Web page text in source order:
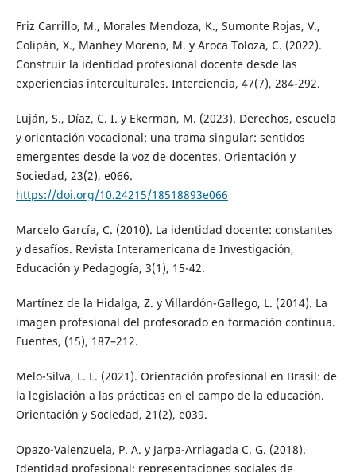
Friz Carrillo, M., Morales Mendoza, K., Sumonte Rojas, V.,
Colipán, X., Manhey Moreno, M. y Aroca Toloza, C. (2022).
Construir la identidad profesional docente desde las
experiencias interculturales. Interciencia, 47(7), 284-292.
Luján, S., Díaz, C. I. y Ekerman, M. (2023). Derechos, escuela
y orientación vocacional: una trama singular: sentidos
emergentes desde la voz de docentes. Orientación y
Sociedad, 23(2), e066.
https://doi.org/10.24215/18518893e066
Marcelo García, C. (2010). La identidad docente: constantes
y desafíos. Revista Interamericana de Investigación,
Educación y Pedagogía, 3(1), 15-42.
Martínez de la Hidalga, Z. y Villardón-Gallego, L. (2014). La
imagen profesional del profesorado en formación continua.
Fuentes, (15), 187–212.
Melo-Silva, L. L. (2021). Orientación profesional en Brasil: de
la legislación a las prácticas en el campo de la educación.
Orientación y Sociedad, 21(2), e039.
Opazo-Valenzuela, P. A. y Jarpa-Arriagada C. G. (2018).
Identidad profesional: representaciones sociales de